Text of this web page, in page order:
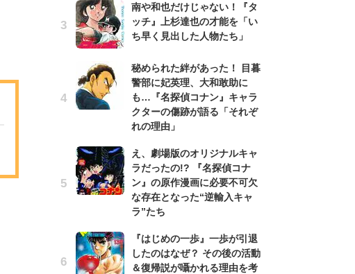
南や和也だけじゃない！『タ
ッチ』上杉達也の才能を「い
ち早く見出した人物たち」
秘められた絆があった！ 目暮
警部に妃英理、大和敢助に
も…『名探偵コナン』キャラ
クターの傷跡が語る「それぞ
れの理由」
え、劇場版のオリジナルキャ
ラだったの!? 『名探偵コナ
ン』の原作漫画に必要不可欠
な存在となった“逆輸入キャ
ラ”たち
『はじめの一歩』一歩が引退
したのはなぜ？ その後の活動
＆復帰説が囁かれる理由を考